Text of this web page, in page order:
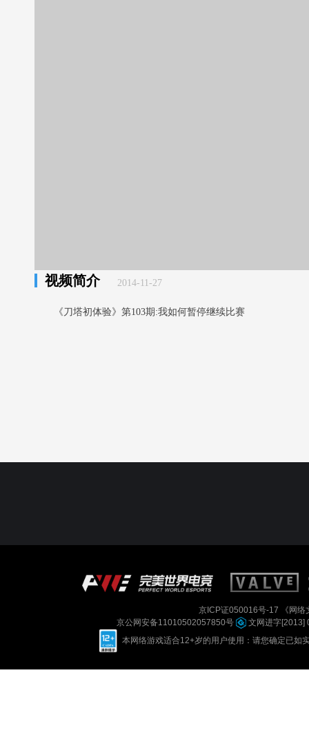
视频简介 2014-11-27
《刀塔初体验》第103期:我如何暂停继续比赛
京ICP证050016号-17
《网
京公网安备11010502057850号
文网进字[2013]
本网络游戏适合12+岁的用户使用：请您确定已如